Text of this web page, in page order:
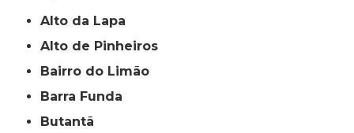
Alto da Lapa
Alto de Pinheiros
Bairro do Limão
Barra Funda
Butantã